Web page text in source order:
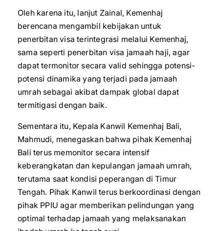
Oleh karena itu, lanjut Zainal, Kemenhaj
berencana mengambil kebijakan untuk
penerbitan visa terintegrasi melalui Kemenhaj,
sama seperti penerbitan visa jamaah haji, agar
dapat termonitor secara valid sehingga potensi-
potensi dinamika yang terjadi pada jamaah
umrah sebagai akibat dampak global dapat
termitigasi dengan baik.
Sementara itu, Kepala Kanwil Kemenhaj Bali,
Mahmudi, menegaskan bahwa pihak Kemenhaj
Bali terus memonitor secara intensif
keberangkatan dan kepulangan jamaah umrah,
terutama saat kondisi peperangan di Timur
Tengah. Pihak Kanwil terus berkoordinasi dengan
pihak PPIU agar memberikan pelindungan yang
optimal terhadap jamaah yang melaksanakan